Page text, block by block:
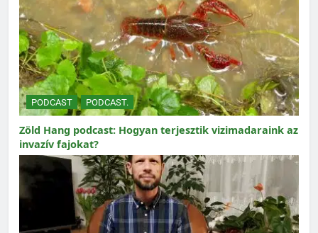
PODCAST PODCAST.
Zöld Hang podcast: Hogyan terjesztik vizimadaraink az
invazív fajokat?